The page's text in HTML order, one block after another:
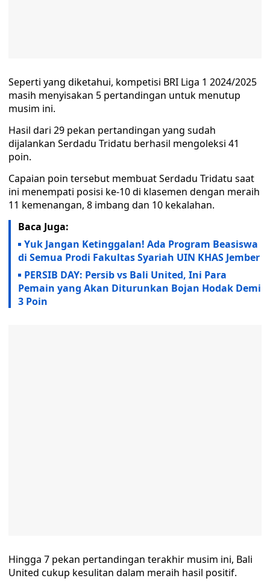
Seperti yang diketahui, kompetisi BRI Liga 1 2024/2025
masih menyisakan 5 pertandingan untuk menutup
musim ini.
Hasil dari 29 pekan pertandingan yang sudah
dijalankan Serdadu Tridatu berhasil mengoleksi 41
poin.
Capaian poin tersebut membuat Serdadu Tridatu saat
ini menempati posisi ke-10 di klasemen dengan meraih
11 kemenangan, 8 imbang dan 10 kekalahan.
Baca Juga:
Yuk Jangan Ketinggalan! Ada Program Beasiswa
di Semua Prodi Fakultas Syariah UIN KHAS Jember
PERSIB DAY: Persib vs Bali United, Ini Para
Pemain yang Akan Diturunkan Bojan Hodak Demi
3 Poin
Hingga 7 pekan pertandingan terakhir musim ini, Bali
United cukup kesulitan dalam meraih hasil positif.